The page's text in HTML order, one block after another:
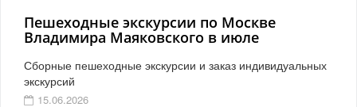
Пешеходные экскурсии по Москве
Владимира Маяковского в июле
Сборные пешеходные экскурсии и заказ индивидуальных
экскурсий
15.06.2026